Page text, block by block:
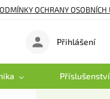
OCHRANY OSOBNÍCH
Přihlášení
Příslušenství